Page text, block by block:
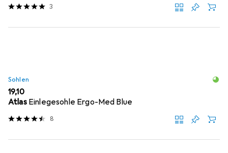
3
Sohlen
EUR
19,10
Atlas Einlegesohle Ergo-Med Blue
8